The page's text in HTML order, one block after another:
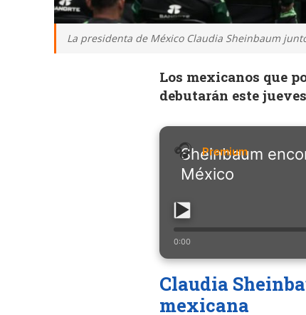
La presidenta de México Claudia Sheinbaum
Los mexicanos que
debutarán este
Sheinbaum
México
0:00
Claudia
mexicana